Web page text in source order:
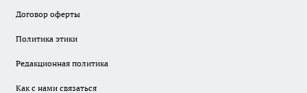
Договор оферты
Политика этики
Редакционная политика
Как с нами связаться